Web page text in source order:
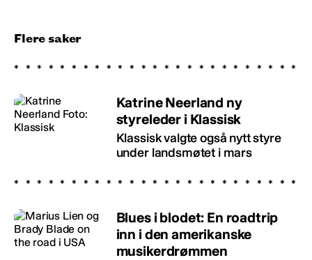
Flere saker
Katrine Neerland ny
styreleder i Klassisk
Klassisk valgte også nytt styre
under landsmøtet i mars
Blues i blodet: En roadtrip
inn i den amerikanske
musikerdrømmen